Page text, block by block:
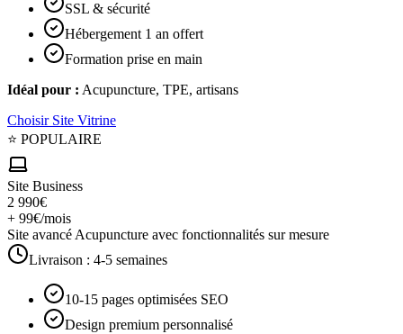
SSL & sécurité
Hébergement 1 an offert
Formation prise en main
Idéal pour : Acupuncture, TPE, artisans
Choisir Site Vitrine
⭐ POPULAIRE
Site Business
2 990€
+ 99€/mois
Site avancé Acupuncture avec fonctionnalités sur mesure
Livraison : 4-5 semaines
10-15 pages optimisées SEO
Design premium personnalisé